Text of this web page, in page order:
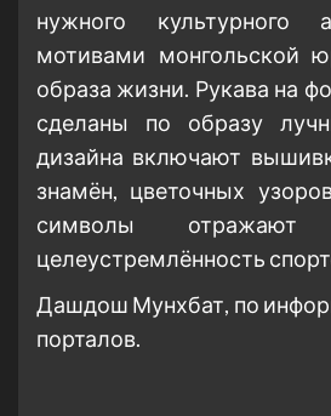
нужного
мотивами монгольской
образа жизни. Рукава на
сделаны по образу
дизайна включают
знамён, цветочных
символы
целеустремлённость
Дашдош Мунхбат, по
порталов.